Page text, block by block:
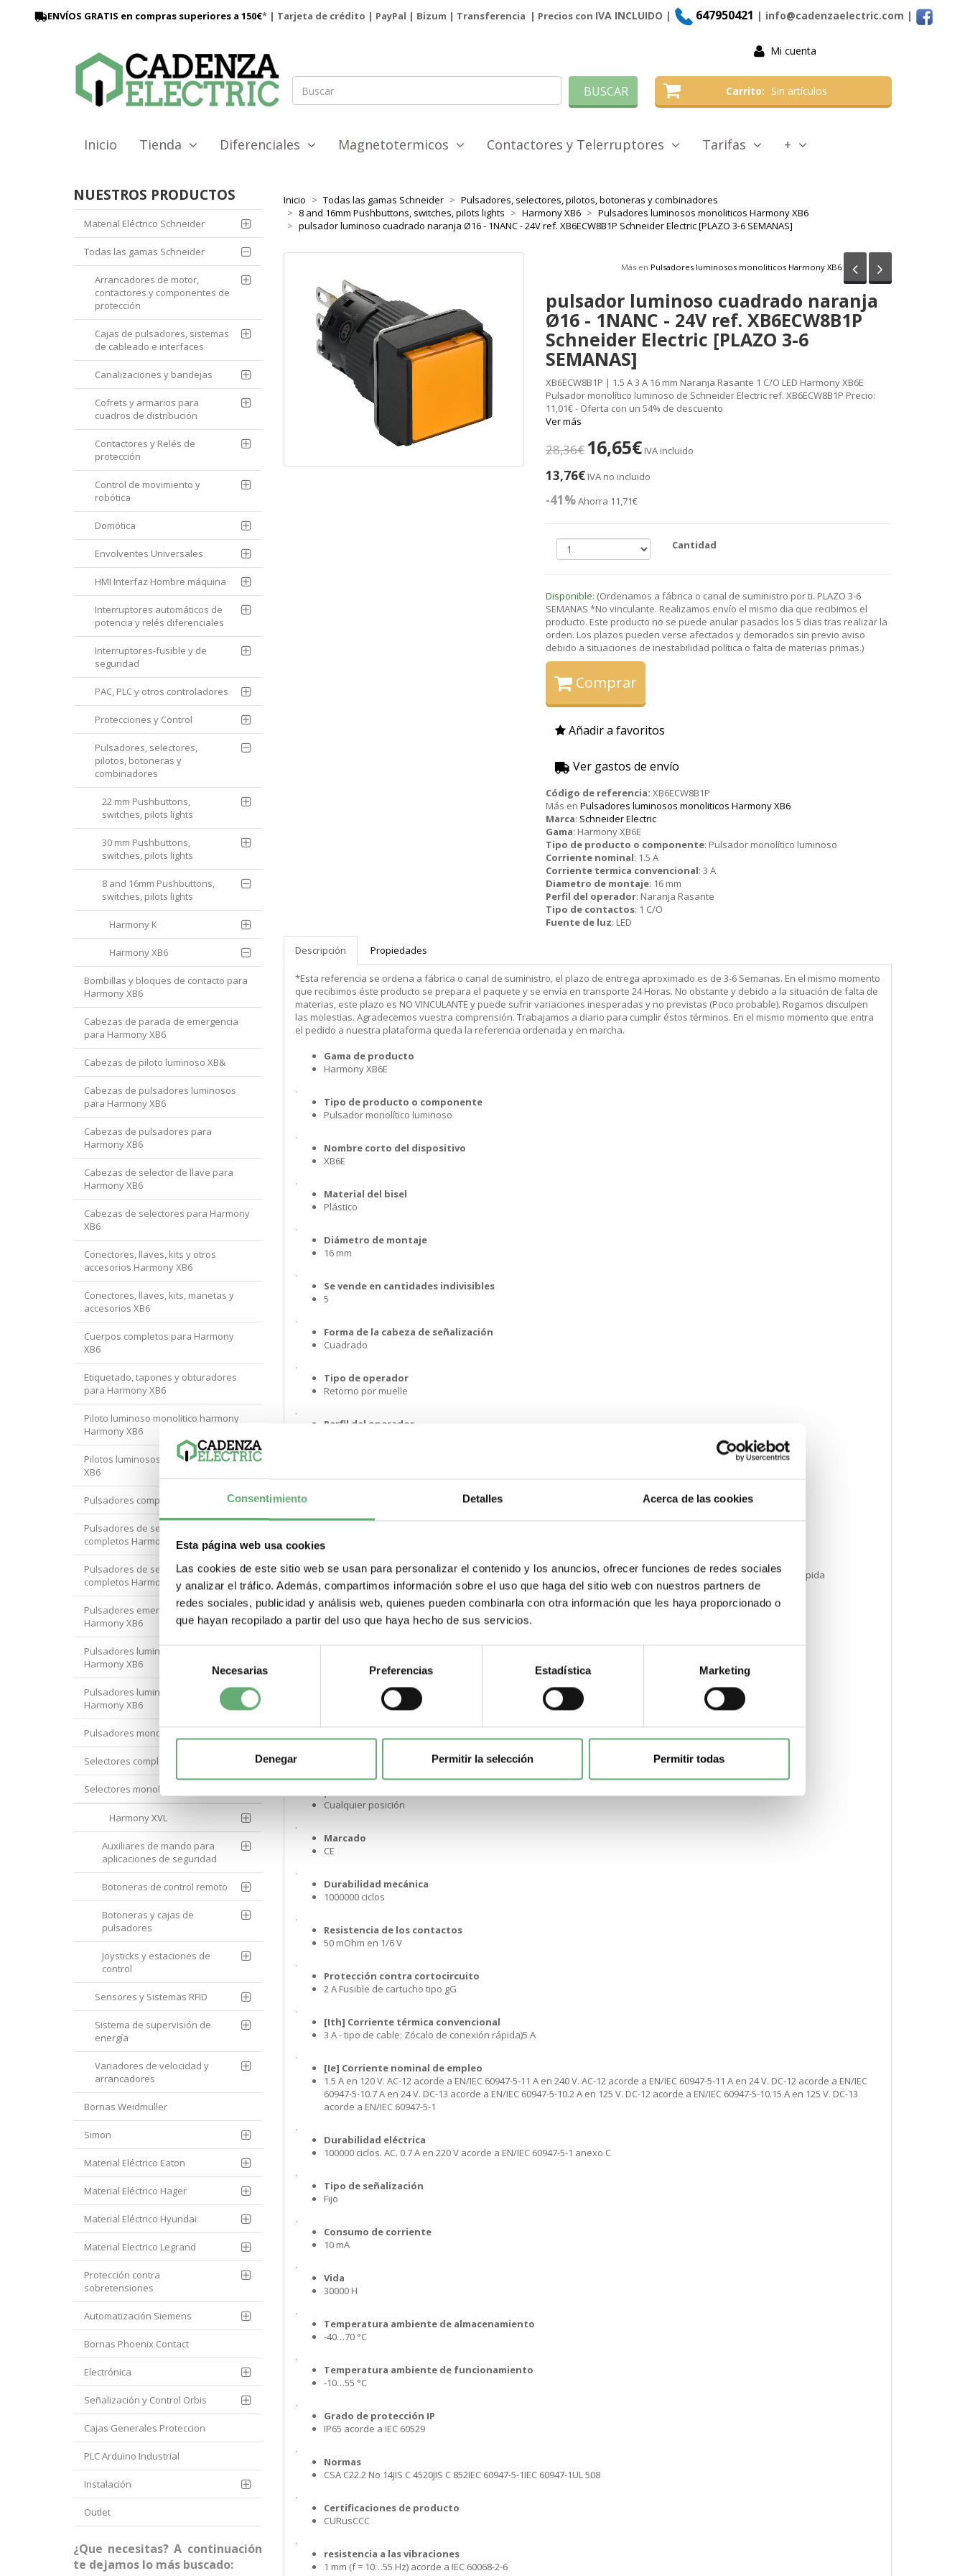
Consentimiento Detalles Acerca de las cookies
Esta página web usa cookies
Las cookies de este sitio web se usan para personalizar el contenido y los anuncios, ofrecer funciones de redes sociales
y analizar el tráfico. Además, compartimos información sobre el uso que haga del sitio web con nuestros partners de
redes sociales, publicidad y análisis web, quienes pueden combinarla con otra información que les haya proporcionado o
que hayan recopilado a partir del uso que haya hecho de sus servicios.
Selección
consentimiento
Necesarias Preferencias Estadística Marketing
Denegar Permitir la selección Permitir todas
ENVÍOS GRATIS en compras superiores a 150€* | Tarjeta de crédito | PayPal | Bizum | Transferencia | Precios con IVA INCLUIDO | 647950421 | info@cadenzaelectric.com |
Mi cuenta
Carrito Sin artículos
BUSCAR
Inicio Tienda Diferenciales Magnetotermicos Contactores y Telerruptores Tarifas +
Inicio Todas las gamas Schneider
Pulsadores, selectores, pilotos, botoneras y combinadores
8 and 16mm Pushbuttons, switches, pilots lights
Harmony XB6
Pulsadores luminosos monoliticos Harmony XB6
pulsador luminoso cuadrado naranja Ø16 - 1NANC - 24V ref. XB6ECW8B1P Schneider Electric [PLAZO 3-6 SEMANAS]
Más en Pulsadores luminosos monoliticos Harmony XB6 Anterior
pulsador luminoso cuadrado naranja
Ø16 - 1NANC - 24V ref. XB6ECW8B1P
Schneider Electric [PLAZO 3-6
SEMANAS]
XB6ECW8B1P | 1.5 A 3 A 16 mm Naranja Rasante 1 C/O LED Harmony XB6E
Pulsador monolítico luminoso de Schneider Electric ref. XB6ECW8B1P Precio:
11,01€ - Oferta con un 54% de descuento
Ver más
28,36€ 16,65€ IVA incluido
13,76€ IVA no incluido
-41%Ahorra 11,71€
Cantidad
Disponible: (Ordenamos a fábrica o canal de suministro por ti. PLAZO 3-6
SEMANAS *No vinculante. Realizamos envío el mismo dia que recibimos el
producto. Este producto no se puede anular pasados los 5 dias tras realizar la
orden. Los plazos pueden verse afectados y demorados sin previo aviso
debido a situaciones de inestabilidad política o falta de materias primas.)
Comprar
Añadir a favoritos
Ver gastos de envío
Código de referencia: XB6ECW8B1P
Más enPulsadores luminosos monoliticos Harmony XB6
Marca: Schneider Electric
Gama: Harmony XB6E
Tipo de producto o componente: Pulsador monolítico luminoso
Corriente nominal: 1.5 A
Corriente termica convencional:3 A
Diametro de montaje: 16 mm
Perfil del operador: Naranja Rasante
Tipo de contactos: 1 C/O
Fuente de luz: LED
Descripción Propiedades
*Esta referencia se ordena a fábrica o canal de suministro, el plazo de entrega aproximado es de 3-6 Semanas. En el mismo momento
que recibimos éste producto se prepara el paquete y se envía en transporte 24 Horas. No obstante y debido a la situación de falta de
materias, este plazo es NO VINCULANTE y puede sufrir variaciones inesperadas y no previstas (Poco probable). Rogamos disculpen
las molestias. Agradecemos vuestra comprensión. Trabajamos a diario para cumplir éstos términos. En el mismo momento que entra
el pedido a nuestra plataforma queda la referencia ordenada y en marcha.
Gama de producto
Harmony XB6E
.
Tipo de producto o componente
Pulsador monolítico luminoso
.
Nombre corto del dispositivo
XB6E
.
Material del bisel
Plástico
.
Diámetro de montaje
16 mm
.
Se vende en cantidades indivisibles
5
.
Forma de la cabeza de señalización
Cuadrado
.
Tipo de operador
Retorno por muelle
.
Perfil del operador
1 C/O
.
Funcionamiento de contacto
.
Conexiones - terminales
Faston aislado 2.8 x 0.5 mmTerminal de soldadura. capacid sujeción: <= 0.75 mm² AWG 19Zócalo de conexión rápida
Material de los contactos
Plata con baño de oro
LED integrado
[Us] Tensión nominal de alimentación
24 V DC polarised
.
Cualquier posición
.
Marcado
CE
.
Durabilidad mecánica
1000000 ciclos
.
Resistencia de los contactos
50 mOhm en 1/6 V
.
Protección contra cortocircuito
2 A Fusible de cartucho tipo gG
.
[Ith] Corriente térmica convencional
3 A - tipo de cable: Zócalo de conexión rápida)5 A
.
[Ie] Corriente nominal de empleo
1.5 A en 120 V. AC-12 acorde a EN/IEC 60947-5-11 A en 240 V. AC-12 acorde a EN/IEC 60947-5-11 A en 24 V. DC-12 acorde a EN/IEC
60947-5-10.7 A en 24 V. DC-13 acorde a EN/IEC 60947-5-10.2 A en 125 V. DC-12 acorde a EN/IEC 60947-5-10.15 A en 125 V. DC-13
acorde a EN/IEC 60947-5-1
.
Durabilidad eléctrica
100000 ciclos. AC. 0.7 A en 220 V acorde a EN/IEC 60947-5-1 anexo C
.
Tipo de señalización
Fijo
.
Consumo de corriente
10 mA
.
Vida
30000 H
.
Temperatura ambiente de almacenamiento
-40…70 °C
.
Temperatura ambiente de funcionamiento
-10…55 °C
.
Grado de protección IP
IP65 acorde a IEC 60529
.
Normas
CSA C22.2 No 14JIS C 4520JIS C 852IEC 60947-5-1IEC 60947-1UL 508
.
Certificaciones de producto
CURusCCC
.
resistencia a las vibraciones
1 mm (f = 10…55 Hz) acorde a IEC 60068-2-6
NUESTROS PRODUCTOS
Material Eléctrico Schneider
Todas las gamas Schneider
Arrancadores de motor,
contactores y componentes de
protección
Cajas de pulsadores, sistemas
de cableado e interfaces
Canalizaciones y bandejas
Cofrets y armarios para
cuadros de distribución
Contactores y Relés de
protección
Control de movimiento y
robótica
Domótica
Envolventes Universales
HMI Interfaz Hombre máquina
Interruptores automáticos de
potencia y relés diferenciales
Interruptores-fusible y de
seguridad
PAC, PLC y otros controladores
Protecciones y Control
Pulsadores, selectores,
pilotos, botoneras y
combinadores
22 mm Pushbuttons,
switches, pilots lights
30 mm Pushbuttons,
switches, pilots lights
8 and 16mm Pushbuttons,
switches, pilots lights
Harmony K
Harmony XB6
Bombillas y bloques de contacto para
Harmony XB6
Cabezas de parada de emergencia
para Harmony XB6
Cabezas de piloto luminoso XB&
Cabezas de pulsadores luminosos
para Harmony XB6
Cabezas de pulsadores para
Harmony XB6
Cabezas de selector de llave para
Harmony XB6
Cabezas de selectores para Harmony
XB6
Conectores, llaves, kits y otros
accesorios Harmony XB6
Conectores, llaves, kits, manetas y
accesorios XB6
Cuerpos completos para Harmony
XB6
Etiquetado, tapones y obturadores
para Harmony XB6
Piloto luminoso monolitico harmony
Harmony XB6
Pilotos luminosos completos Harmony
XB6
Pulsadores completos Harmony XB6
Pulsadores de seta luminosos
completos Harmony XB6
Pulsadores de seta no luminosos
completos Harmony XB6
Pulsadores emergenxia completos
Harmony XB6
Pulsadores luminosos completos
Harmony XB6
Pulsadores luminosos monoliticos
Harmony XB6
Pulsadores monoliticos Harmony XB6
Selectores completos Harmony XB6
Selectores monolíticos Harmony XB6
Harmony XVL
Auxiliares de mando para
aplicaciones de seguridad
Botoneras de control remoto
Botoneras y cajas de
pulsadores
Joysticks y estaciones de
control
Sensores y Sistemas RFID
Sistema de supervisión de
energía
Variadores de velocidad y
arrancadores
Bornas Weidmuller
Simon
Material Eléctrico Eaton
Material Eléctrico Hager
Material Eléctrico Hyundai
Material Electrico Legrand
Protección contra
sobretensiones
Automatización Siemens
Bornas Phoenix Contact
Electrónica
Señalización y Control Orbis
Cajas Generales Proteccion
PLC Arduino Industrial
Instalación
Outlet
¿Que necesitas? A continuación
te dejamos lo más buscado: